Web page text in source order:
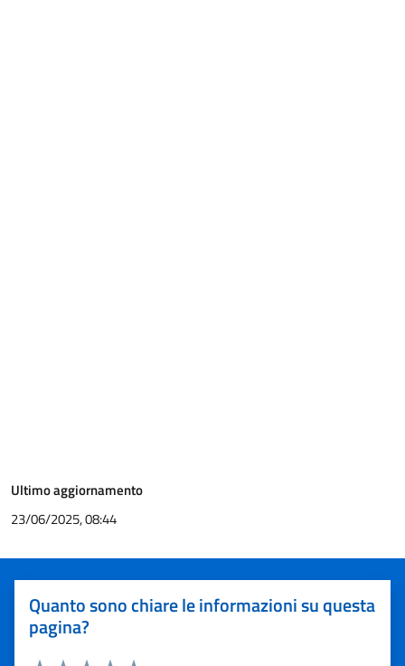
Ultimo aggiornamento
23/06/2025, 08:44
Quanto sono chiare le informazioni su questa
pagina?